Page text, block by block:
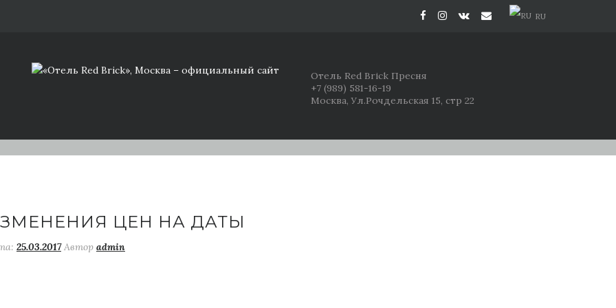
RU
Отель Red Brick Пресня
+7 (989) 581-16-19
Москва, Ул.Рочдельская 15, стр 22
ЦЕН НА ДАТЫ
25.03.2017Автор admin